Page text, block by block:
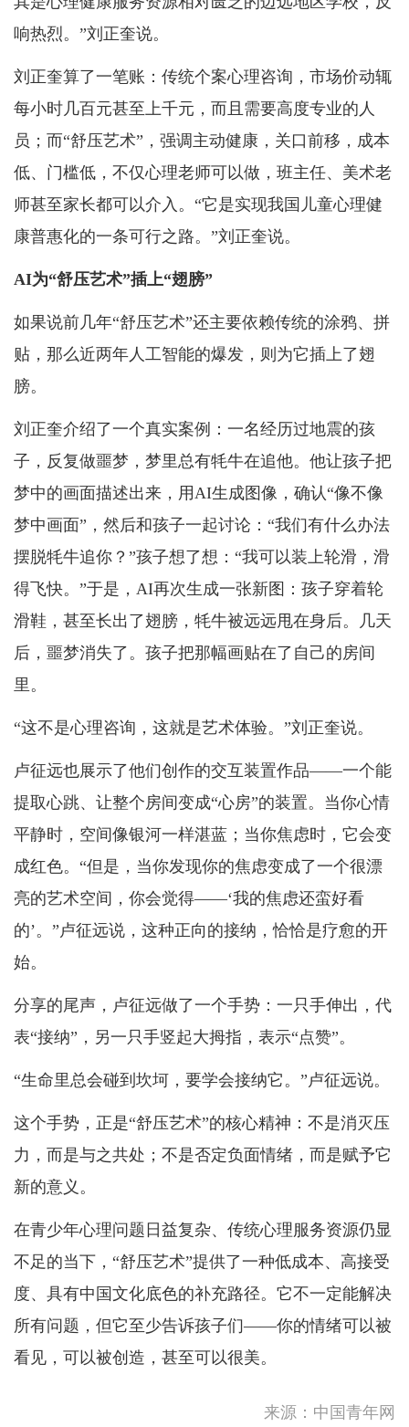
响热烈。”刘正奎说。
刘正奎算了一笔账：传统个案心理咨询，市场价动辄
每小时几百元甚至上千元，而且需要高度专业的人
员；而“舒压艺术”，强调主动健康，关口前移，成本
低、门槛低，不仅心理老师可以做，班主任、美术老
师甚至家长都可以介入。“它是实现我国儿童心理健
康普惠化的一条可行之路。”刘正奎说。
AI为“舒压艺术”插上“翅膀”
如果说前几年“舒压艺术”还主要依赖传统的涂鸦、拼
贴，那么近两年人工智能的爆发，则为它插上了翅
膀。
刘正奎介绍了一个真实案例：一名经历过地震的孩
子，反复做噩梦，梦里总有牦牛在追他。他让孩子把
梦中的画面描述出来，用AI生成图像，确认“像不像
梦中画面”，然后和孩子一起讨论：“我们有什么办法
摆脱牦牛追你？”孩子想了想：“我可以装上轮滑，滑
得飞快。”于是，AI再次生成一张新图：孩子穿着轮
滑鞋，甚至长出了翅膀，牦牛被远远甩在身后。几天
后，噩梦消失了。孩子把那幅画贴在了自己的房间
里。
“这不是心理咨询，这就是艺术体验。”刘正奎说。
卢征远也展示了他们创作的交互装置作品——一个能
提取心跳、让整个房间变成“心房”的装置。当你心情
平静时，空间像银河一样湛蓝；当你焦虑时，它会变
成红色。“但是，当你发现你的焦虑变成了一个很漂
亮的艺术空间，你会觉得——‘我的焦虑还蛮好看
的’。”卢征远说，这种正向的接纳，恰恰是疗愈的开
始。
分享的尾声，卢征远做了一个手势：一只手伸出，代
表“接纳”，另一只手竖起大拇指，表示“点赞”。
“生命里总会碰到坎坷，要学会接纳它。”卢征远说。
这个手势，正是“舒压艺术”的核心精神：不是消灭压
力，而是与之共处；不是否定负面情绪，而是赋予它
新的意义。
在青少年心理问题日益复杂、传统心理服务资源仍显
不足的当下，“舒压艺术”提供了一种低成本、高接受
度、具有中国文化底色的补充路径。它不一定能解决
所有问题，但它至少告诉孩子们——你的情绪可以被
看见，可以被创造，甚至可以很美。
来源：中国青年网